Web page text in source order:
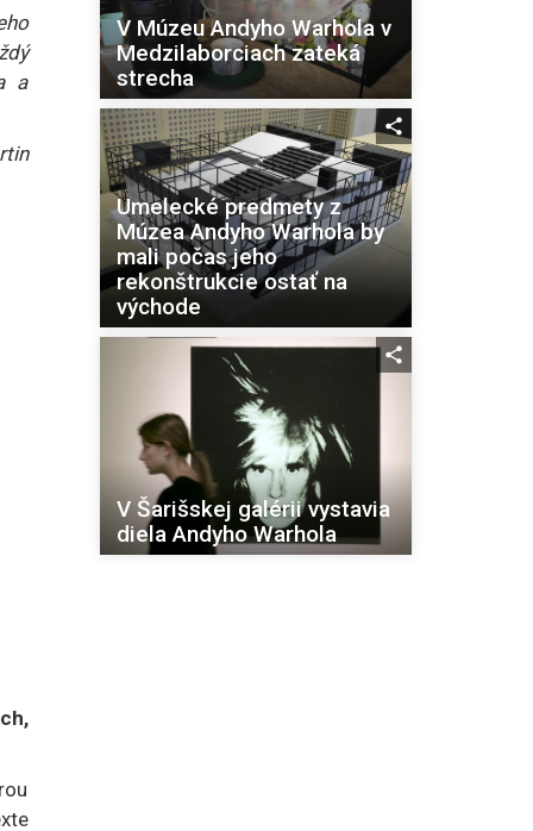
a
V Múzeu Andyho Warhola v
Medzilaborciach zateká
strecha
Umelecké predmety z
Múzea Andyho Warhola by
mali počas jeho
rekonštrukcie ostať na
východe
V Šarišskej galérii vystavia
diela Andyho Warhola